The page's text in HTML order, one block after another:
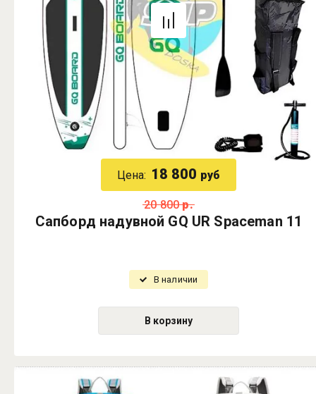
Цена: 18 800 руб
20 800 р.
Сапборд надувной GQ UR Spaceman 11
В наличии
В корзину